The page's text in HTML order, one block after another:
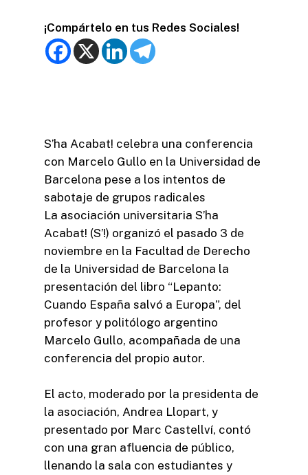
¡Compártelo en tus Redes Sociales!
S’ha Acabat! celebra una conferencia
con Marcelo Gullo en la Universidad de
Barcelona pese a los intentos de
sabotaje de grupos radicales
La asociación universitaria S’ha
Acabat! (S’!) organizó el pasado 3 de
noviembre en la Facultad de Derecho
de la Universidad de Barcelona la
presentación del libro “Lepanto:
Cuando España salvó a Europa”, del
profesor y politólogo argentino
Marcelo Gullo, acompañada de una
conferencia del propio autor.
El acto, moderado por la presidenta de
la asociación, Andrea Llopart, y
presentado por Marc Castellví, contó
con una gran afluencia de público,
llenando la sala con estudiantes y